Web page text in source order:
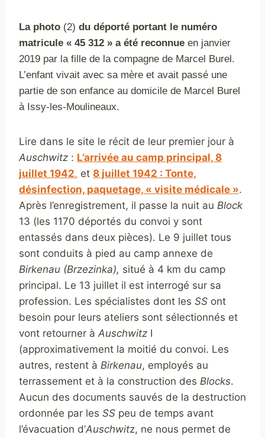
La photo (2) du déporté portant le numéro
matricule « 45 312 » a été reconnue en janvier
2019 par la fille de la compagne de Marcel Burel.
L’enfant vivait avec sa mère et avait passé une
partie de son enfance au domicile de Marcel Burel
à Issy-les-Moulineaux.
Lire dans le site le récit de leur premier jour à
Auschwitz : L’arrivée au camp principal, 8
juillet 1942. et 8 juillet 1942 : Tonte,
désinfection, paquetage, « visite médicale ».
Après l’enregistrement, il passe la nuit au Block
13 (les 1170 déportés du convoi y sont
entassés dans deux pièces). Le 9 juillet tous
sont conduits à pied au camp annexe de
Birkenau (Brzezinka), situé à 4 km du camp
principal. Le 13 juillet il est interrogé sur sa
profession. Les spécialistes dont les SS ont
besoin pour leurs ateliers sont sélectionnés et
vont retourner à Auschwitz I
(approximativement la moitié du convoi. Les
autres, restent à Birkenau, employés au
terrassement et à la construction des Blocks.
Aucun des documents sauvés de la destruction
ordonnée par les SS peu de temps avant
l’évacuation d’Auschwitz, ne nous permet de